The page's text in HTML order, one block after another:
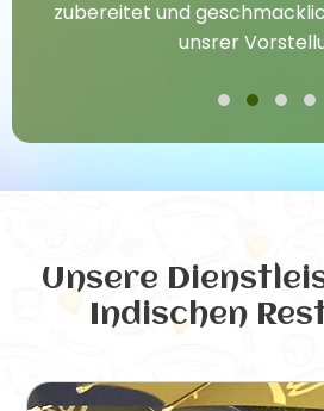
zubereitet und
unsrer
Unsere
Indischen